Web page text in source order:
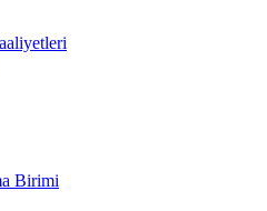
Birimi